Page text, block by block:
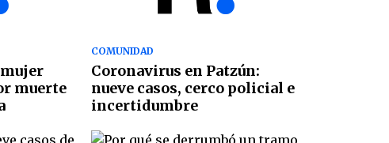
muerte
COMUNIDAD
Coronavirus en Patzún:
nueve casos, cerco policial e
incertidumbre